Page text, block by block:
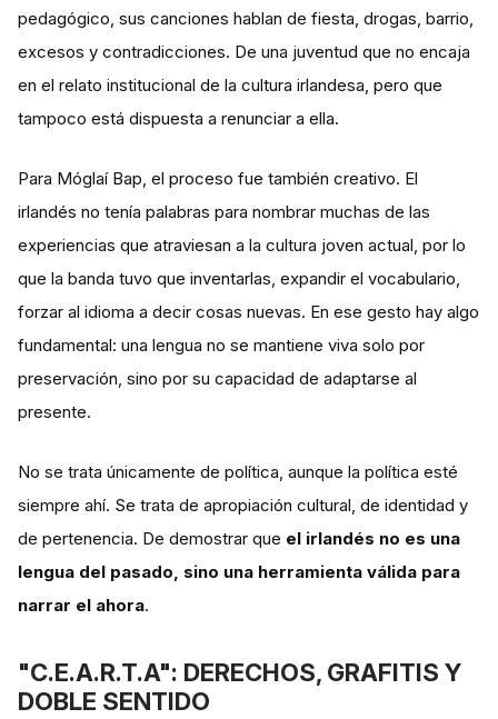
pedagógico, sus canciones hablan de fiesta, drogas, barrio,
excesos y contradicciones. De una juventud que no encaja
en el relato institucional de la cultura irlandesa, pero que
tampoco está dispuesta a renunciar a ella.
Para Móglaí Bap, el proceso fue también creativo. El
irlandés no tenía palabras para nombrar muchas de las
experiencias que atraviesan a la cultura joven actual, por lo
que la banda tuvo que inventarlas, expandir el vocabulario,
forzar al idioma a decir cosas nuevas. En ese gesto hay algo
fundamental: una lengua no se mantiene viva solo por
preservación, sino por su capacidad de adaptarse al
presente.
No se trata únicamente de política, aunque la política esté
siempre ahí. Se trata de apropiación cultural, de identidad y
de pertenencia. De demostrar que el irlandés no es una
lengua del pasado, sino una herramienta válida para
narrar el ahora.
"C.E.A.R.T.A": DERECHOS, GRAFITIS Y
DOBLE SENTIDO